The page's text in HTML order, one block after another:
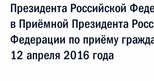
Президента Российской
в Приёмной Президента
Федерации по приёму
12 апреля 2016 года